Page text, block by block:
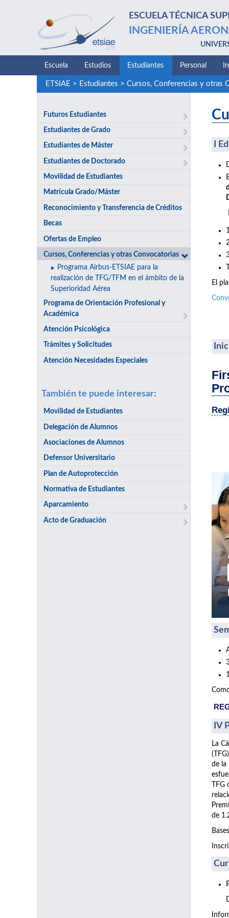
ESCUELA TÉCNICA
INGENIERÍA
Escuela Estudios Estudiantes Personal
ETSIAE > Estudiantes > Cursos, Conferencias y otras
Futuros Estudiantes
Estudiantes de Grado
Estudiantes de Máster
Estudiantes de Doctorado
Movilidad de Estudiantes
Matrícula Grado/Máster
Reconocimiento y Transferencia de Créditos
Becas
Ofertas de Empleo
Cursos, Conferencias y otras Convocatorias
Programa Airbus-ETSIAE para la
realización de TFG/TFM en el ámbito de la
Superioridad Aérea
Programa de Orientación Profesional y
Académica
Atención Psicológica
Trámites y Solicitudes
Atención Necesidades Especiales
También te puede interesar:
Movilidad de Estudiantes
Delegación de Alumnos
Asociaciones de Alumnos
Defensor Universitario
Plan de Autoprotección
Normativa de Estudiantes
Aparcamiento
Acto de Graduación
I
El
IV
La
de la
de